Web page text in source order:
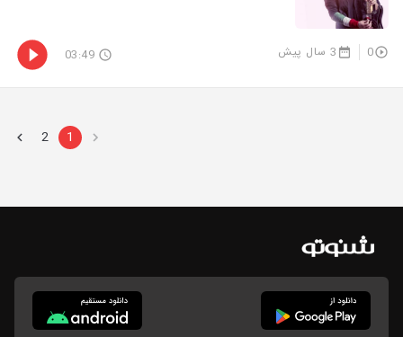
0 3 سال پیش 03:49
1
2